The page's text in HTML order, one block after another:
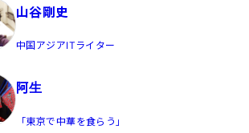
山谷剛史
中国アジアITライター
阿生
「東京で中華を食らう」